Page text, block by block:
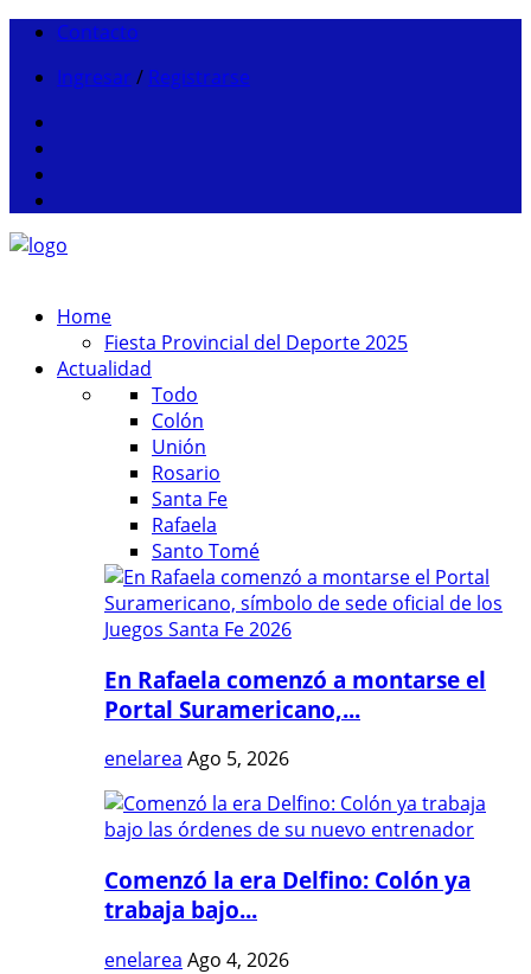
Contacto
Ingresar / Registrarse
Home
Fiesta Provincial del Deporte 2025
Actualidad
Todo
Colón
Unión
Rosario
Santa Fe
Rafaela
Santo Tomé
En Rafaela comenzó a montarse el
Portal Suramericano,...
enelarea Ago 5, 2026
Comenzó la era Delfino: Colón ya
trabaja bajo...
enelarea Ago 4, 2026